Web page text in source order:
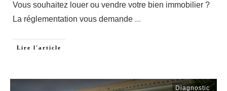
Vous souhaitez louer ou vendre votre bien immobilier ?
La réglementation vous demande ...
Lire l'article
Diagnostic